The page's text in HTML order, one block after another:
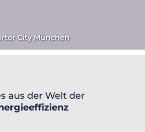
City München
aus der Welt der